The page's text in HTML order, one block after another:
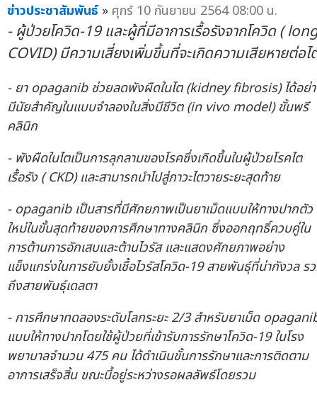
ข่าวประชาสัมพันธ์ » ศุกร์ 10 กันยายน 2564 08:00 น.
- ผู้ป่วยโควิด-19 และผู้ที่มีอาการเรื้อรังจากโควิด (
COVID) มีความเสี่ยงเพิ่มขึ้นที่จะเกิดความเสียหายต่อไ
- ยา opaganib ช่วยลดพังผืดในไต (kidney fibrosis) ได้อย่
มีนัยสำคัญในแบบจำลองในสิ่งมีชีวิต (in vivo model) ขั้นพรี
คลินิก
- พังผืดในไตเป็นการลุกลามของโรคซึ่งเกิดขึ้นในผู้ป่วยโรคไต
เรื้อรัง ( CKD) และสามารถนำไปสู่ภาวะไตวายระยะสุดท้าย
- opaganib เป็นสารที่มีศักยภาพเป็นยาเม็ดแบบให้ทางปากตัว
ใหม่ในขั้นสุดท้ายของการศึกษาทางคลินิก ซึ่งออกฤทธิ์ควบคู่ใน
การต้านการอักเสบและต้านไวรัส และแสดงศักยภาพอย่าง
แข็งแกร่งในการยับยั้งเชื้อไวรัสโควิด-19 สายพันธุ์ที่น่ากังวล ร
ถึงสายพันธุ์เดลตา
- การศึกษาทดลองระดับโลกระยะ 2/3 สำหรับยาเม็ด
แบบให้ทางปากโดยใช้ผู้ป่วยที่เข้ารับการรักษาโควิด-19 ในโรง
พยาบาลจำนวน 475 คน ได้ดำเนินขั้นการรักษาและการติดตาม
อาการเสร็จสิ้น ขณะนี้อยู่ระหว่างรอผลลัพธ์โดยรวม